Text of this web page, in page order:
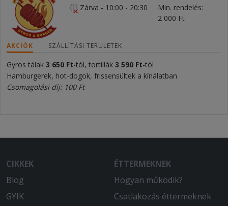
Zárva - 10:00 - 20:30
Min. rendelés
2 000 Ft
AKCIÓK SZÁLLÍTÁSI TERÜLETEK
Gyros tálak 3 650 Ft-tól, tortillák 3 590 Ft-tól
Hamburgerek, hot-dogok, frissensültek a kínálatban
Csomagolási díj: 100 Ft
CIKKEK
Blog
GYIK
ÉTTERMEKNEK
Hogyan működik?
Csatlakozás éttermeknek